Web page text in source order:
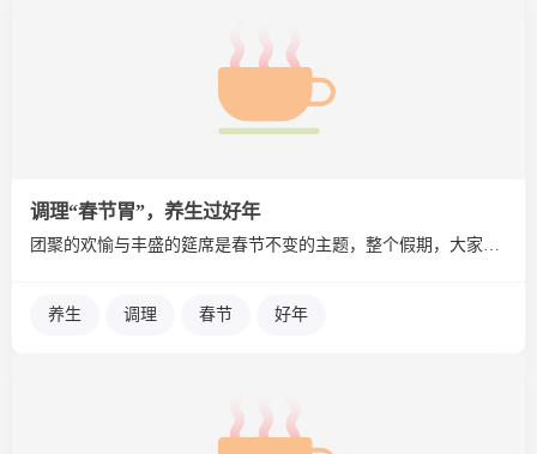
调理“春节胃”，养生过好年
团聚的欢愉与丰盛的筵席是春节不变的主题，整个假期，大家似乎不...
养生 调理 春节 好年